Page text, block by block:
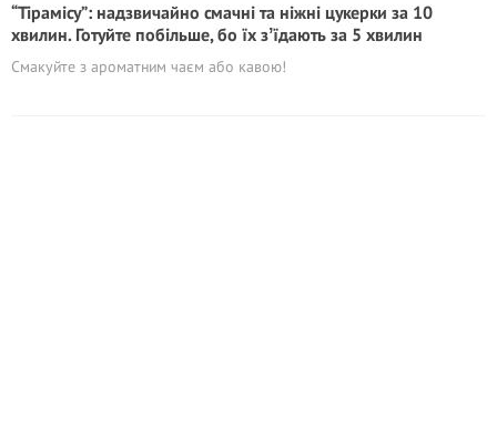
“Тірамісу”: надзвичайно смачні та ніжні цукерки за 10
хвилин. Готуйте побільше, бо їх зʼїдають за 5 хвилин
Смакуйте з ароматним чаєм або кавою!